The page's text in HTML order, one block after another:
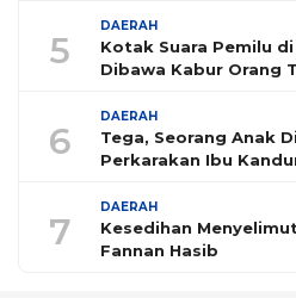
5
DAERAH
Kotak Suara Pemilu
Dibawa Kabur Orang
6
DAERAH
Tega, Seorang Anak
Perkarakan Ibu
7
DAERAH
Kesedihan
Fannan Hasib